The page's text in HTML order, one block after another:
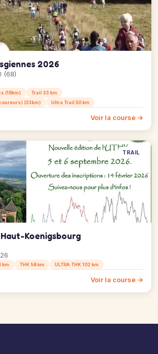
2026
(68)
(18km)
Trail 33 km
(33km)
Ultra Trail 50 km
Voir la course →
TRAIL
Koenigsbourg
km THK 59 km ULTRA THK 102 km
Voir la course →